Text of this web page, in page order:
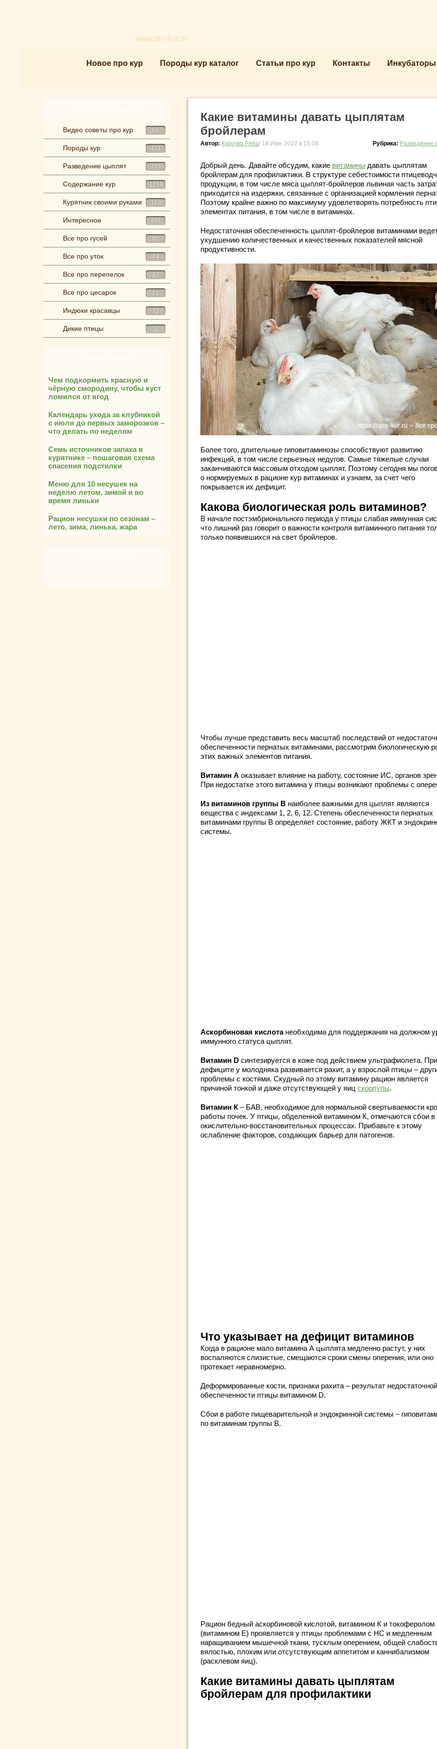
www.pro-kur.ru
Новое про кур Породы кур каталог Статьи про кур Контакты Инкубаторы
Видео советы про кур 60
Породы кур 431
Разведение цыплят 353
Содержание кур 1104
Курятник своими руками 160
Интересное 897
Все про гусей 80
Все про уток 74
Все про перепелок 27
Все про цесарок 21
Индюки красавцы 72
Дикие птицы 32
Чем подкормить красную и
чёрную смородину, чтобы куст
ломился от ягод
Календарь ухода за клубникой
с июля до первых заморозков –
что делать по неделям
Семь источников запаха в
курятнике – пошаговая схема
спасения подстилки
Меню для 10 несушек на
неделю летом, зимой и во
время линьки
Рацион несушки по сезонам –
лето, зима, линька, жара
Какие витамины давать цыплятам
бройлерам
Автор: Курочка Ряба/ 18 Июн 2022 в 15:08 Рубрика: Разведение
Добрый день. Давайте обсудим, какие витамины давать цыплятам
бройлерам для профилактики. В структуре себестоимости
продукции, в том числе мяса цыплят-бройлеров львиная часть
приходится на издержки, связанные с организацией кормления
Поэтому крайне важно по максимуму удовлетворять потребность
элементах питания, в том числе в витаминах.
Недостаточная обеспеченность цыплят-бройлеров витаминами
ухудшению количественных и качественных показателей мясной
продуктивности.
Более того, длительные гиповитаминозы способствуют развитию
инфекций, в том числе серьезных недугов. Самые тяжелые случаи
заканчиваются массовым отходом цыплят. Поэтому сегодня мы
о нормируемых в рационе кур витаминах и узнаем, за счет чего
покрывается их дефицит.
Какова биологическая роль витаминов?
В начале постэмбрионального периода у птицы слабая иммунная
что лишний раз говорит о важности контроля витаминного питания
только появившихся на свет бройлеров.
Чтобы лучше представить весь масштаб последствий от
обеспеченности пернатых витаминами, рассмотрим биологическую
этих важных элементов питания.
Витамин А оказывает влияние на работу, состояние ИС, органов
При недостатке этого витамина у птицы возникают проблемы с
Из витаминов группы В наиболее важными для цыплят являются
вещества с индексами 1, 2, 6, 12. Степень обеспеченности пернатых
витаминами группы В определяет состояние, работу ЖКТ и
системы.
Аскорбиновая кислотанеобходима для поддержания на должном
иммунного статуса цыплят.
Витамин D синтезируется в коже под действием ультрафиолета.
дефиците у молодняка развивается рахит, а у взрослой птицы –
проблемы с костями. Скудный по этому витамину рацион является
причиной тонкой и даже отсутствующей у яиц скорлупы.
Витамин К – БАВ, необходимое для нормальной свертываемости
работы почек. У птицы, обделенной витамином К, отмечаются сбои в
окислительно-восстановительных процессах. Прибавьте к этому
ослабление факторов, создающих барьер для патогенов.
Что указывает на дефицит витаминов
Когда в рационе мало витамина А цыплята медленно растут, у них
воспаляются слизистые, смещаются сроки смены оперения, или оно
протекает неравномерно.
Деформированные кости, признаки рахита – результат недостаточной
обеспеченности птицы витамином D.
Сбои в работе пищеварительной и эндокринной системы –
по витаминам группы В.
Рацион бедный аскорбиновой кислотой, витамином К и токоферолом
(витамином Е) проявляется у птицы проблемами с НС и медленным
наращиванием мышечной ткани, тусклым оперением, общей
вялостью, плохим или отсутствующим аппетитом и каннибализмом
(расклевом яиц).
Какие витамины давать цыплятам
бройлерам для профилактики